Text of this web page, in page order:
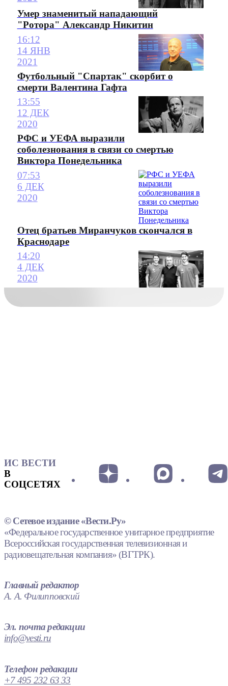
Умер знаменитый нападающий
"Ротора" Александр Никитин
16:12
14 ЯНВ
2021
Футбольный "Спартак" скорбит о
смерти Валентина Гафта
13:55
12 ДЕК
2020
РФС и УЕФА выразили
соболезнования в связи со смертью
Виктора Понедельника
07:53
6 ДЕК
2020
Отец братьев Миранчуков скончался в
Краснодаре
14:20
4 ДЕК
2020
ИС ВЕСТИ
В
СОЦСЕТЯХ
© Сетевое издание «Вести.Ру»
«Федеральное государственное унитарное предприятие
Всероссийская государственная телевизионная и
радиовещательная компания» (ВГТРК).
Главный редактор
А. А. Филипповский
Эл. почта редакции
info@vesti.ru
Телефон редакции
+7 495 232 63 33